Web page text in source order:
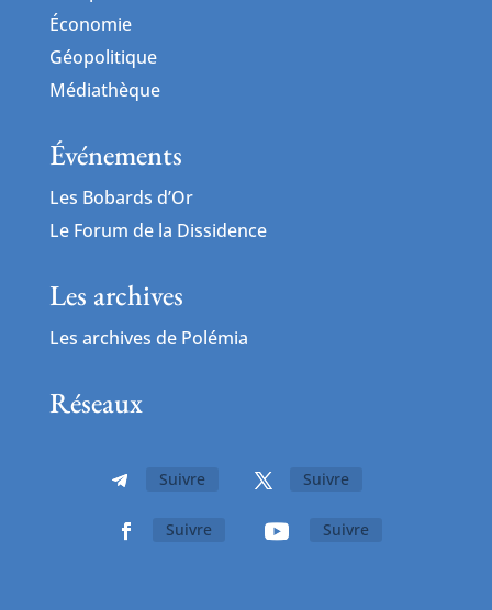
Économie
Géopolitique
Médiathèque
Événements
Les Bobards d’Or
Le Forum de la Dissidence
Les archives
Les archives de Polémia
Réseaux
Suivre Suivre
Suivre Suivre